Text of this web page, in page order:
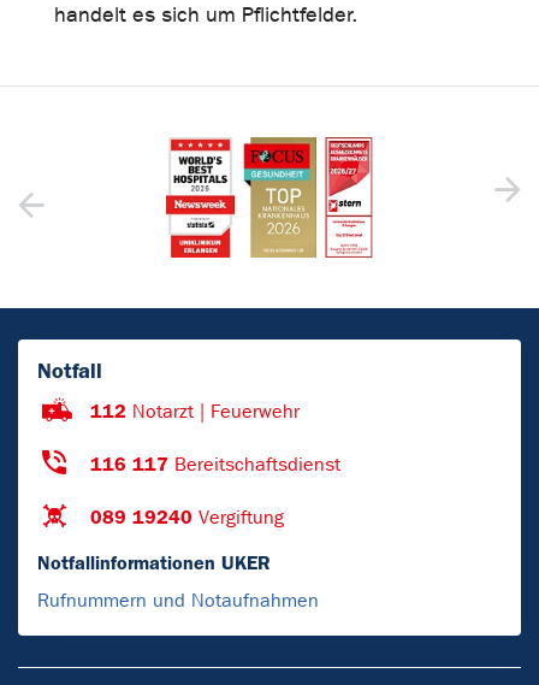
handelt es sich um Pflichtfelder.
Notfall
112 Notarzt | Feuerwehr
116 117 Bereitschaftsdienst
089 19240 Vergiftung
Notfallinformationen UKER
Rufnummern und Notaufnahmen